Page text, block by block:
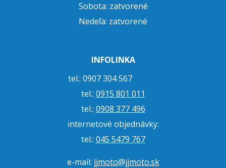
Sobota: zatvorené
Nedeľa: zatvorené
INFOLINKA
tel.: 0907 304 567
tel.: 0915 801 011
tel.: 0908 377 496
internetové objednávky:
tel.: 045 5479 767
e-mail: jjmoto@jjmoto.sk